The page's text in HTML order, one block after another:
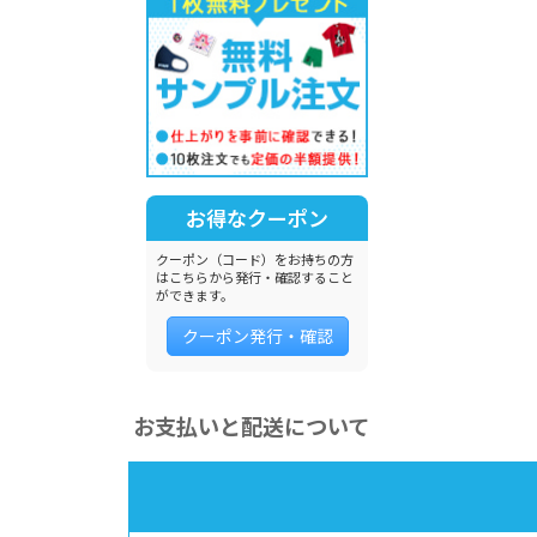
お得なクーポン
クーポン（コード）をお持ちの方
はこちらから発行・確認すること
ができます。
クーポン発行・確認
お支払いと配送について